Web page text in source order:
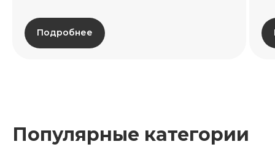
Подробнее
Популярные категории